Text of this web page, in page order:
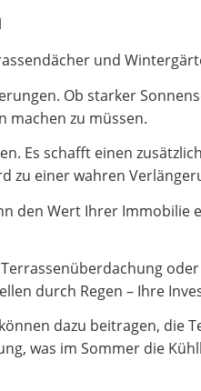
und
Ob starker
machen zu müssen.
Es schafft einen
zu einer wahren
den Wert Ihrer Immobilie
durch Regen – Ihre
dazu beitragen, die
was im Sommer die